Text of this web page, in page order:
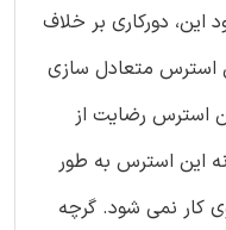
این، دورکاری بر خلاف
استرس متعادل سازی
استرس رضایت از
این استرس به طور
کار نمی شود. گرچه